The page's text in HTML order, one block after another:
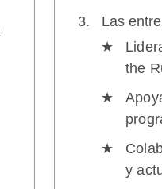
Las
the
y